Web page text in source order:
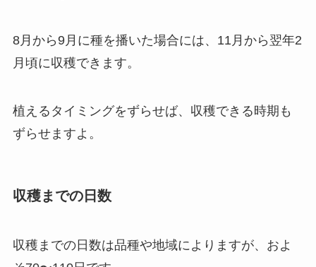
8月から9月に種を播いた場合には、11月から翌年2
月頃に収穫できます。
植えるタイミングをずらせば、収穫できる時期も
ずらせますよ。
収穫までの日数
収穫までの日数は品種や地域によりますが、 およ